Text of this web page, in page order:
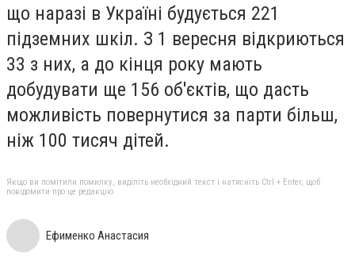
що наразі в Україні будується 221
підземних шкіл. З 1 вересня відкриються
33 з них, а до кінця року мають
добудувати ще 156 об'єктів, що дасть
можливість повернутися за парти більш,
ніж 100 тисяч дітей.
Якщо ви помітили помилку, виділіть необхідний текст і натисніть Ctrl + Enter, щоб
повідомити про це редакцію
Ефименко Анастасия